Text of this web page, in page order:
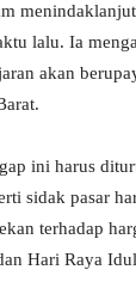
lalu. Ia
akan
ini harus
sidak pasar
terhadap
Hari Raya